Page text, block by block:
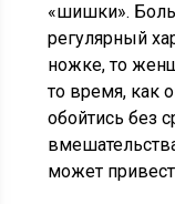
«шишки».
регулярный
ножке, то
то время, как
обойтись без
может